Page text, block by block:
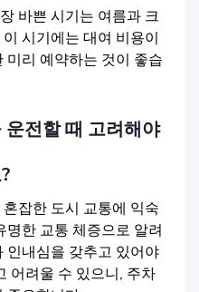
바쁜 시기는 여름과 크
시기에는 대여 비용이
미리 예약하는 것이 좋습
전할 때 고려해야
잡한 도시 교통에 익숙
한 교통 체증으로 알려
인내심을 갖추고 있어야
어려울 수 있으니, 주차